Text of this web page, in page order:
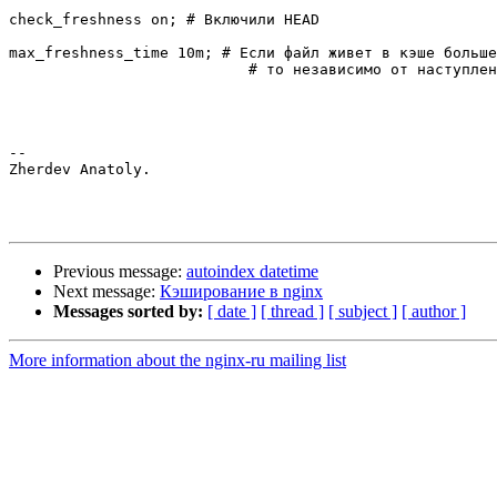
check_freshness on; # Включили HEAD
max_freshness_time 10m; # Если файл живет в кэше
--
Zherdev Anatoly.
Previous message: autoindex datetime
Next message: Кэширование в nginx
Messages sorted by: [ date ] [ thread ] [ subject ] [ author ]
More information about the nginx-ru mailing list